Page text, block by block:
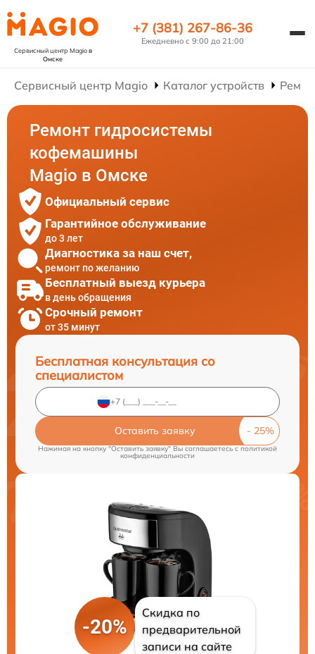
Сервисный центр Magioв
Омске
+7 (381) 267-86-36
Ежедневно с 9:00 до 21:00
Сервисный центр Magio Каталог устройств
Ремонт гидросистемы
кофемашины
Magio в Омске
Официальный сервис
Гарантийное обслуживание
до 3 лет
Диагностика за наш счет,
ремонт по желанию
Бесплатный выезд курьера
в день обращения
Срочный ремонт
от 35 минут
Бесплатная консультация со
специалистом
Оставить заявку
Нажимая на кнопку "Оставить заявку" Вы соглашаетесь cполитикой
конфиденциальности
-20%
Скидка по
предварительной
записи на сайте